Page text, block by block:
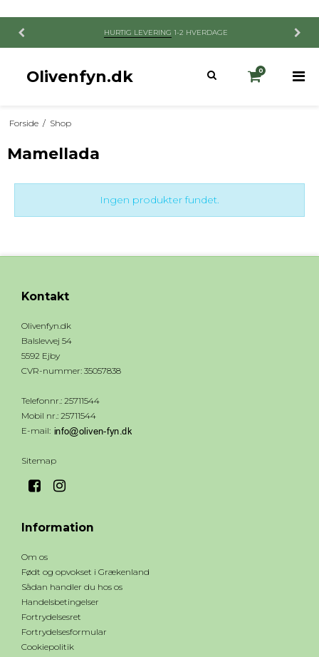
HURTIG LEVERING 1-2 HVERDAGE
Olivenfyn.dk 0
Forside / Shop
Mamellada
Ingen produkter fundet.
Kontakt
Olivenfyn.dk
Balslevvej 54
5592 Ejby
CVR-nummer: 35057838
Telefonnr.: 25711544
Mobil nr.: 25711544
E-mail:
Sitemap
Information
Om os
Født og opvokset i Grækenland
Sådan handler du hos os
Handelsbetingelser
Fortrydelsesret
Fortrydelsesformular
Cookiepolitik